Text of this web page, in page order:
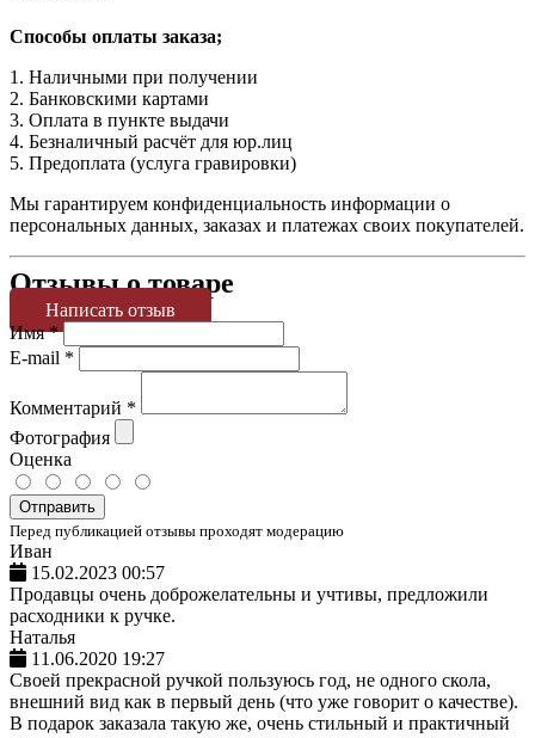
Способы оплаты заказа;
1. Наличными при получении
2. Банковскими картами
3. Оплата в пункте выдачи
4. Безналичный расчёт для юр.лиц
5. Предоплата (услуга гравировки)
Мы гарантируем конфиденциальность информации о
персональных данных, заказах и платежах своих покупателей.
Отзывы о товаре
Написать отзыв
Имя*
E-mail *
Комментарий *
Фотография
Оценка
Отправить
Перед публикацией отзывы проходят модерацию
Иван
15.02.2023 00:57
Продавцы очень доброжелательны и учтивы, предложили
расходники к ручке.
Наталья
11.06.2020 19:27
Своей прекрасной ручкой пользуюсь год, не одного скола,
внешний вид как в первый день (что уже говорит о качестве).
В подарок заказала такую же, очень стильный и практичный